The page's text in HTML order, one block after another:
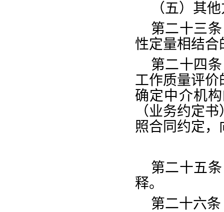
（五） 其
第二十三条
性定量相结
第二十四条
工作质量评
确定中介机
（业务约定
照合同约定
第二十五条
释。
第二十六条